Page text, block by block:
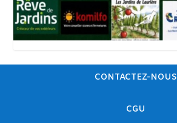
CONTACTEZ-NOUS
CGU